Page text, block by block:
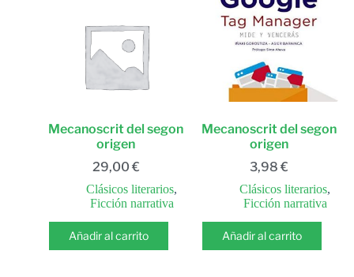
Mecanoscrit del segon
origen
29,00 €
Clásicos literarios,
Ficción narrativa
Añadir al carrito
Mecanoscrit del segon
origen
3,98€
Clásicos literarios,
Ficción narrativa
Añadir al carrito